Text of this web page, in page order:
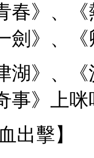
春》、
劍》、
湖》、
事》上
出擊】